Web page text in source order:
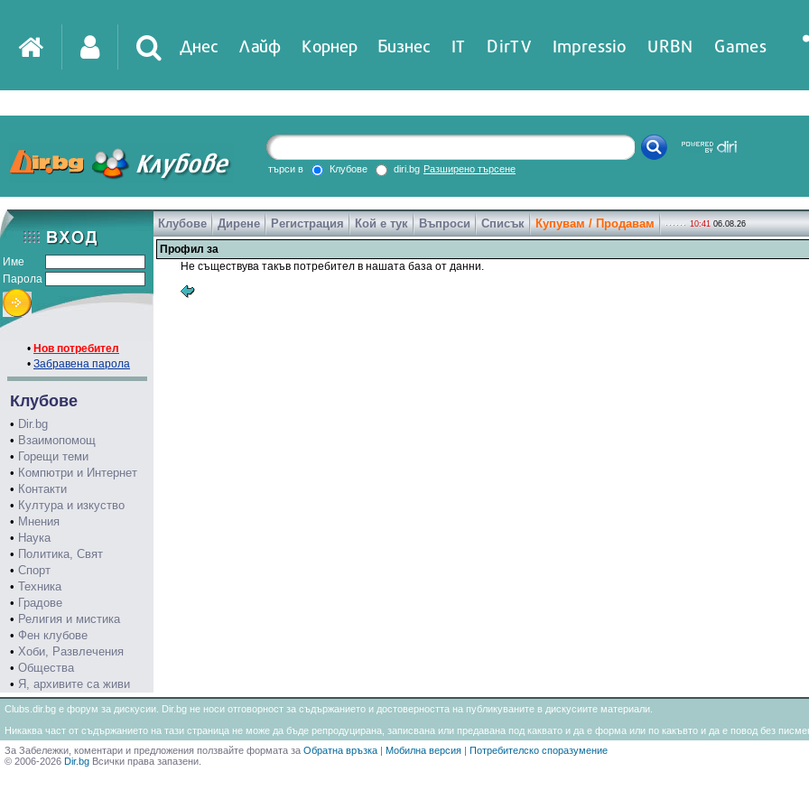
Днес Лайф Корнер Бизнес IT DirTV Impressio URBN Games
търси в Клубове diri.bg Разширено търсене
Име
Парола
• Нов потребител
• Забравена парола
Клубове
• Dir.bg
• Взаимопомощ
• Горещи теми
• Компютри и Интернет
• Контакти
• Култура и изкуство
• Мнения
• Наука
• Политика, Свят
• Спорт
• Техника
• Градове
• Религия и мистика
• Фен клубове
• Хоби, Развлечения
• Общества
• Я, архивите са живи
Клубове Дирене Регистрация Кой е тук Въпроси Списък Купувам / Продавам 10:41 06.08.26
Профил за
Не съществува такъв потребител в нашата база от данни.
Clubs.dir.bg е форум за дискусии. Dir.bg не носи отговорност за съдържанието и достоверността на публикуваните в дискусиите материали.
Никаква част от съдържанието на тази страница не може да бъде репродуцирана, записвана или предавана под каквато и да е форма или по какъвто и да е повод без
За Забележки, коментари и предложения ползвайте формата за Обратна връзка | Мобилна версия | Потребителско споразумение
© 2006-2026 Dir.bg Всички права запазени.